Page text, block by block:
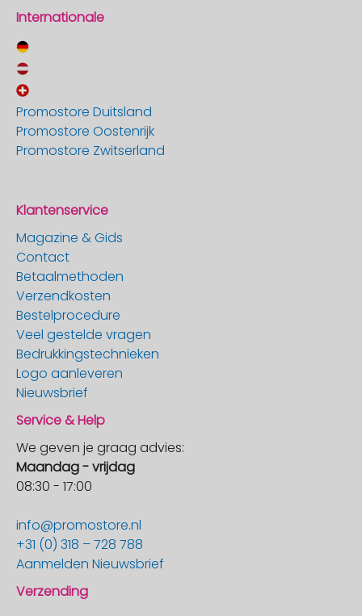
Internationale
Promostore Duitsland
Promostore Oostenrijk
Promostore Zwitserland
Klantenservice
Magazine & Gids
Contact
Betaalmethoden
Verzendkosten
Bestelprocedure
Veel gestelde vragen
Bedrukkingstechnieken
Logo aanleveren
Nieuwsbrief
Service & Help
We geven je graag advies:
Maandag - vrijdag
08:30 - 17:00
info@promostore.nl
+31 (0) 318 – 728 788
Aanmelden Nieuwsbrief
Verzending